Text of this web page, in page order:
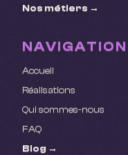
Nos métiers →
NAVIGATION
Accueil
Réalisations
Qui sommes-nous
FAQ
Blog →